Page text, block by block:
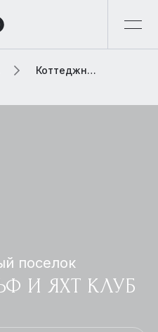
Коттеджный поселок пестово гольф и яхт клуб
поселок
И ЯХТ КЛУБ